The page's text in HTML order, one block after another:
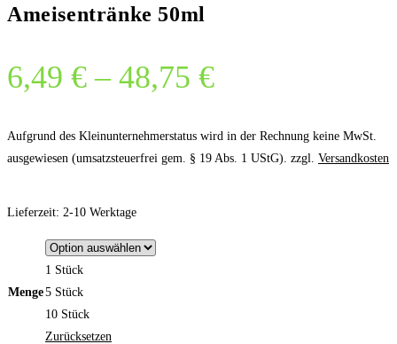
Ameisentränke 50ml
6,49 € – 48,75 €
Aufgrund des Kleinunternehmerstatus wird in der Rechnung keine MwSt.
ausgewiesen (umsatzsteuerfrei gem. § 19 Abs. 1 UStG). zzgl. Versandkosten
Lieferzeit: 2-10 Werktage
Menge
1 Stück
5 Stück
10 Stück
Zurücksetzen